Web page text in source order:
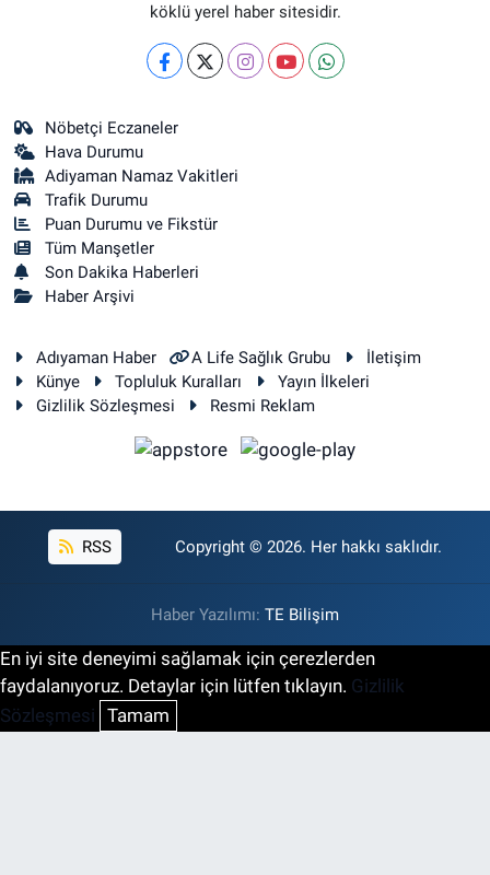
köklü yerel haber sitesidir.
Nöbetçi Eczaneler
Hava Durumu
Adiyaman Namaz Vakitleri
Trafik Durumu
Puan Durumu ve Fikstür
Tüm Manşetler
Son Dakika Haberleri
Haber Arşivi
Adıyaman Haber A Life Sağlık Grubu
İletişim
Künye
Topluluk Kuralları
Yayın İlkeleri
Gizlilik Sözleşmesi
Resmi Reklam
RSS Copyright © 2026. Her hakkı saklıdır.
Haber Yazılımı: TE Bilişim
En iyi site deneyimi sağlamak için çerezlerden
faydalanıyoruz. Detaylar için lütfen tıklayın. Gizlilik
Sözleşmesi Tamam